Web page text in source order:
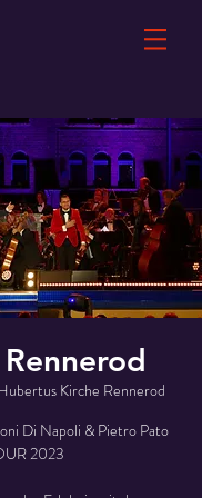
Kirche Rennerod
Di Napoli & Pietro Pato
2023